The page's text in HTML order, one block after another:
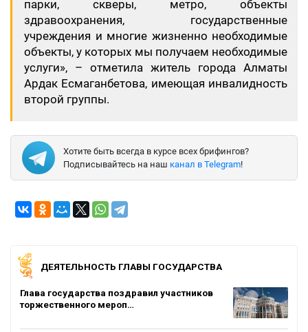
парки, скверы, метро, объекты
здравоохранения, государственные
учреждения и многие жизненно необходимые
объекты, у которых мы получаем необходимые
услуги», – отметила житель города Алматы
Ардак Есмаганбетова, имеющая инвалидность
второй группы.
Хотите быть всегда в курсе всех брифингов?
Подписывайтесь на наш канал в Telegram!
ДЕЯТЕЛЬНОСТЬ ГЛАВЫ ГОСУДАРСТВА
Глава государства поздравил участников
торжественного мероп…